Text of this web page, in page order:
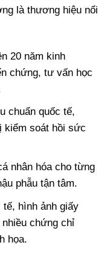
là thương hiệu nổi
20 năm kinh
chứng, tư vấn học
chuẩn quốc tế,
kiểm soát hồi sức
nhân hóa cho từng
phẫu tận tâm.
hình ảnh giấy
chứng chỉ
họa.